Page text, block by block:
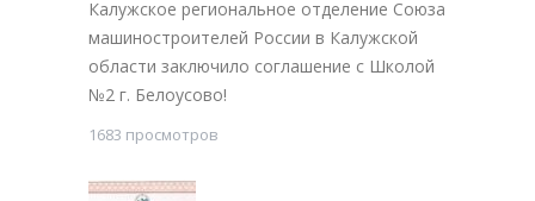
Калужское региональное отделение Союза
машиностроителей России в Калужской
области заключило соглашение с Школой
№2 г. Белоусово!
1683 просмотров